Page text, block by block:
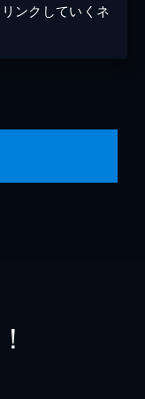
ンクしていくネ
！